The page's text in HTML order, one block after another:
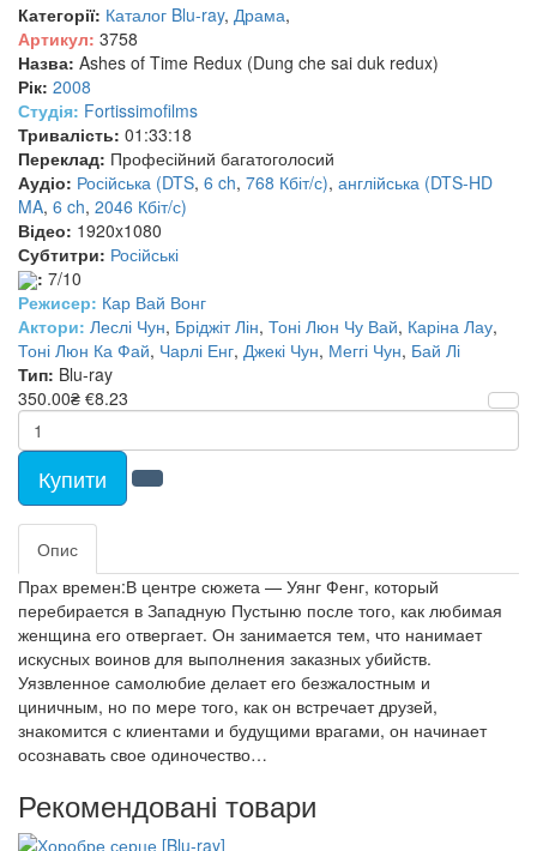
Категорії: Каталог Blu-ray, Драма,
Артикул: 3758
Назва: Ashes of Time Redux (Dung che sai duk redux)
Рік: 2008
Студія: Fortissimofilms
Тривалість: 01:33:18
Переклад: Професійний багатоголосий
Аудіо: Російська (DTS, 6 ch, 768 Кбіт/с), англійська (DTS-HD
MA, 6 ch, 2046 Кбіт/с)
Відео: 1920x1080
Субтитри: Російські
: 7/10
Режисер: Кар Вай Вонг
Актори: Леслі Чун, Бріджіт Лін, Тоні Люн Чу Вай, Каріна Лау,
Тоні Люн Ка Фай, Чарлі Енг, Джекі Чун, Меггі Чун, Бай Лі
Тип: Blu-ray
350.00₴ €8.23
Купити
Опис
Прах времен:В центре сюжета — Уянг Фенг, который
перебирается в Западную Пустыню после того, как любимая
женщина его отвергает. Он занимается тем, что нанимает
искусных воинов для выполнения заказных убийств.
Уязвленное самолюбие делает его безжалостным и
циничным, но по мере того, как он встречает друзей,
знакомится с клиентами и будущими врагами, он начинает
осознавать свое одиночество…
Рекомендовані товари